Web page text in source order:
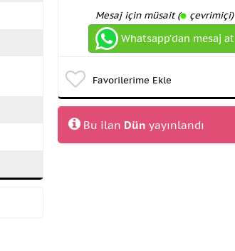
Mesaj için müsait ( çevrimiçi)
Whatsapp’dan mesaj at
Favorilerime Ekle
Bu ilan Dün yayınlandı